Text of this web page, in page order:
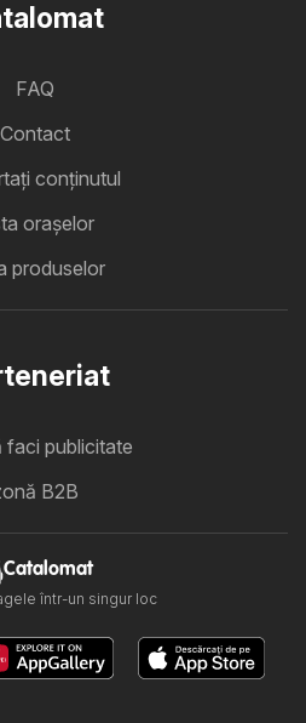
FAQ
Contact
conținutul
oraşelor
produselor
faci publicitate
B2B
Catalomat
într-un singur loc